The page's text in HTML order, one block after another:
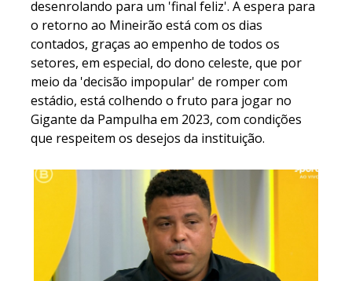
desenrolando para um 'final feliz'. A espera para
o retorno ao Mineirão está com os dias
contados, graças ao empenho de todos os
setores, em especial, do dono celeste, que por
meio da 'decisão impopular' de romper com
estádio, está colhendo o fruto para jogar no
Gigante da Pampulha em 2023, com condições
que respeitem os desejos da instituição.